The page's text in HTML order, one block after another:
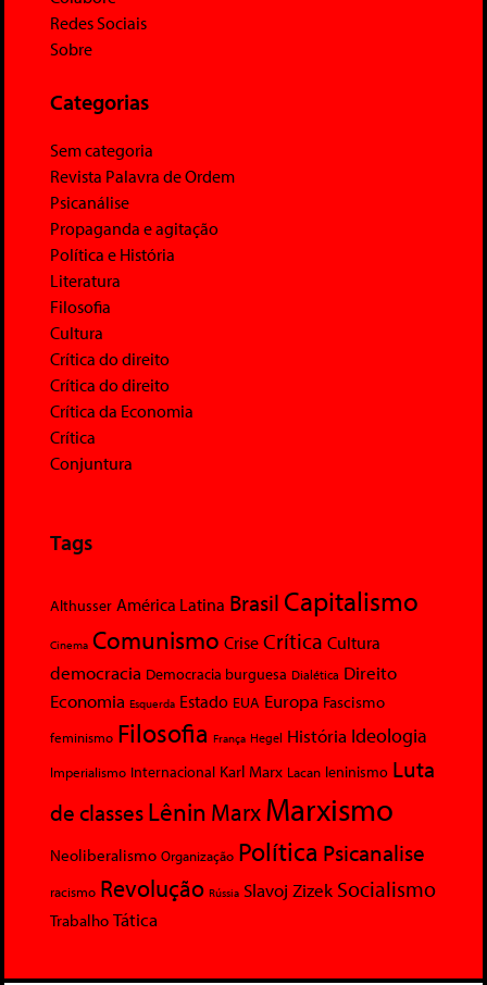
Redes Sociais
Sobre
Categorias
Sem categoria
Revista Palavra de Ordem
Psicanálise
Propaganda e agitação
Política e História
Literatura
Filosofia
Cultura
Crítica do direito
Crítica do direito
Crítica da Economia
Crítica
Conjuntura
Tags
Althusser América Latina Brasil Capitalismo
Cinema Comunismo Crise Crítica Cultura
democracia Democracia burguesa Dialética Direito
Economia Esquerda Estado EUA Europa Fascismo
feminismo Filosofia França Hegel História Ideologia
Imperialismo Internacional Karl Marx Lacan leninismo Luta
de classesLênin MarxMarxismo
Neoliberalismo Organização Política Psicanalise
racismo Revolução Rússia Slavoj Zizek Socialismo
Trabalho Tática